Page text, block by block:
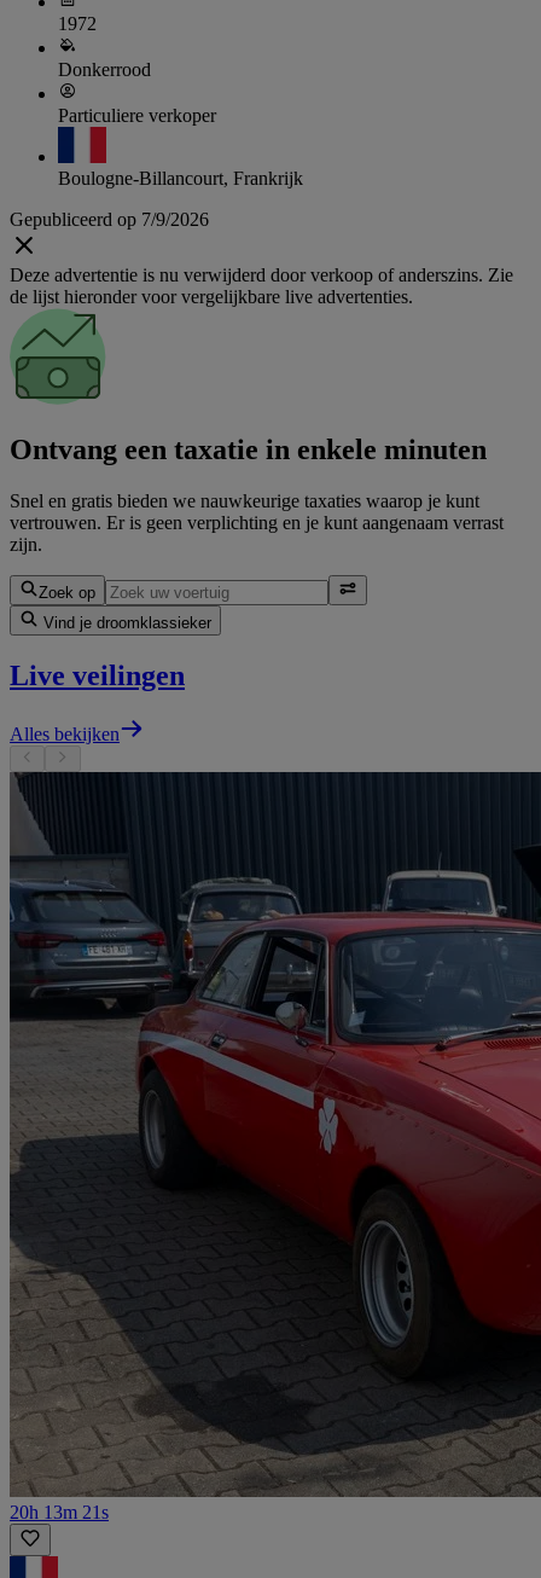
1972
Donkerrood
Particuliere verkoper
Boulogne-Billancourt, Frankrijk
Gepubliceerd op 7/9/2026
Deze advertentie is nu verwijderd door verkoop of anderszins. Zie
de lijst hieronder voor vergelijkbare live advertenties.
Ontvang een taxatie in enkele minuten
Snel en gratis bieden we nauwkeurige taxaties waarop je kunt
vertrouwen. Er is geen verplichting en je kunt aangenaam verrast
zijn.
Zoek op
Vind je droomklassieker
Live veilingen
Alles bekijken
20h 13m 21s